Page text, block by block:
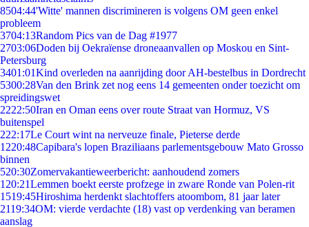
8504:44'Witte' mannen discrimineren is volgens OM geen enkel
probleem
3704:13Random Pics van de Dag #1977
2703:06Doden bij Oekraïense droneaanvallen op Moskou en Sint-
Petersburg
3401:01Kind overleden na aanrijding door AH-bestelbus in Dordrecht
5300:28Van den Brink zet nog eens 14 gemeenten onder toezicht om
spreidingswet
2222:50Iran en Oman eens over route Straat van Hormuz, VS
buitenspel
222:17Le Court wint na nerveuze finale, Pieterse derde
1220:48Capibara's lopen Braziliaans parlementsgebouw Mato Grosso
binnen
520:30Zomervakantieweerbericht: aanhoudend zomers
1 20:21Lemmen boekt eerste profzege in zware Ronde van Polen-rit
1519:45Hiroshima herdenkt slachtoffers atoombom, 81 jaar later
2119:34OM: vierde verdachte (18) vast op verdenking van beramen
aanslag